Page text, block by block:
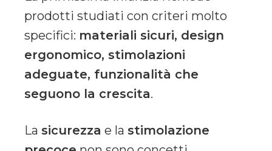
prodotti studiati con criteri molto
specifici: materiali sicuri, design
ergonomico, stimolazioni
adeguate, funzionalità che
seguono la crescita.
La sicurezza e la stimolazione